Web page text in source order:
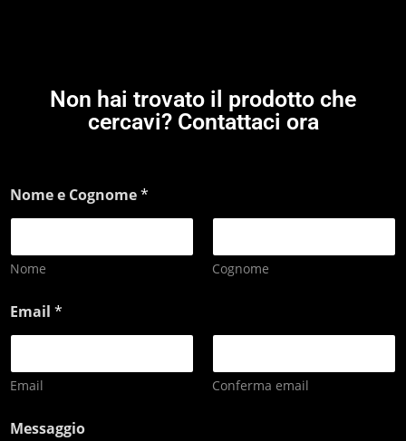
Non hai trovato il prodotto che
cercavi? Contattaci ora
Nome e Cognome*
Nome Cognome
Email *
Email Conferma email
Messaggio